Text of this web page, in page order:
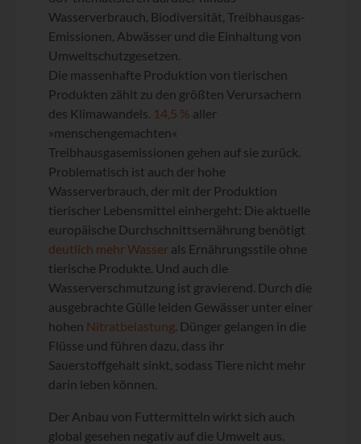
Wasserverbrauch, Biodiversität, Treibhausgas-
Emissionen, Abwässer und die Einhaltung von
Umweltschutzgesetzen.
Die massenhafte Produktion von tierischen
Produkten zählt zu den größten Verursachern
des Klimawandels. 14,5 % aller
»menschengemachten«
Treibhausgasemissionen gehen auf sie zurück.
Problematisch ist auch der hohe
Wasserverbrauch, der mit der Produktion
tierischer Lebensmittel einhergeht: Die aktuelle
europäische Durchschnittsernährung benötigt
deutlich mehr Wasser als Ernährungsstile ohne
tierische Produkte. Und auch die
Wasserverschmutzung ist gravierend. Durch die
ausgebrachte Gülle leiden Gewässer unter einer
hohen Nitratbelastung . Dünger gelangen in die
Flüsse und führen dazu, dass ihr
Sauerstoffgehalt sinkt, sodass Tiere nicht mehr
darin leben können.
Der Anbau von Futtermitteln wirkt sich auch
global gesehen negativ auf die Umwelt aus.